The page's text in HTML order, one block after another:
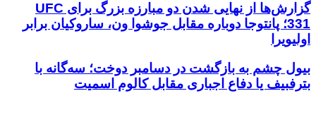
گزارش‌ها از نهایی شدن دو مبارزه بزرگ برای UFC
331؛ پانتوجا دوباره مقابل جوشوا ون، ساروکیان برابر
اولیویرا
بیول چشم به بازگشت در دسامبر دوخت؛ سه‌گانه با
بترفبیف یا دفاع اجباری مقابل کالوم اسمیت